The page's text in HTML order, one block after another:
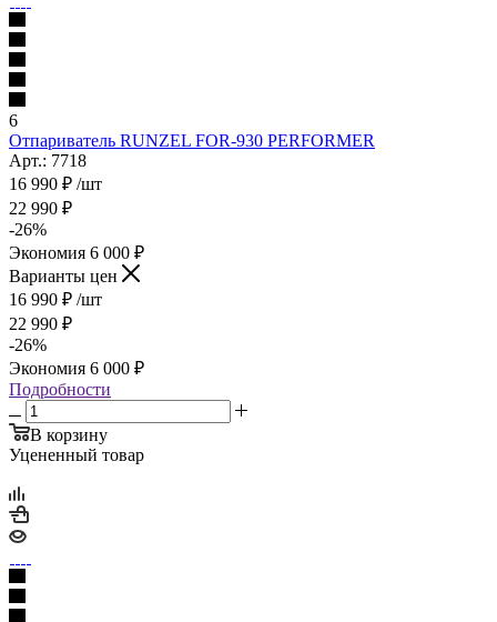
6
Отпариватель RUNZEL FOR-930 PERFORMER
Арт.: 7718
16 990 ₽ /шт
22 990 ₽
-26%
Экономия 6 000 ₽
Варианты цен
16 990 ₽ /шт
22 990 ₽
-26%
Экономия 6 000 ₽
Подробности
В корзину
Уцененный товар